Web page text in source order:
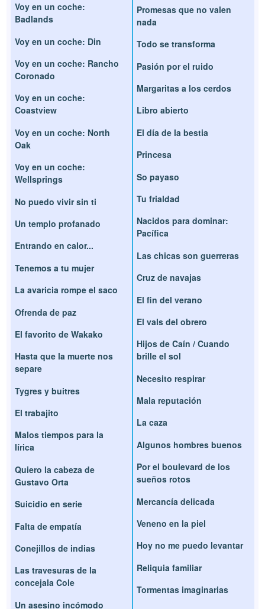
Voy en un coche:
Badlands
Voy en un coche: Din
Voy en un coche: Rancho
Coronado
Voy en un coche:
Coastview
Voy en un coche: North
Oak
Voy en un coche:
Wellsprings
No puedo vivir sin ti
Un templo profanado
Entrando en calor...
Tenemos a tu mujer
La avaricia rompe el saco
Ofrenda de paz
El favorito de Wakako
Hasta que la muerte nos
separe
Tygres y buitres
El trabajito
Malos tiempos para la
lírica
Quiero la cabeza de
Gustavo Orta
Suicidio en serie
Falta de empatía
Conejillos de indias
Las travesuras de la
concejala Cole
Un asesino incómodo
Promesas que no valen
nada
Todo se transforma
Pasión por el ruido
Margaritas a los cerdos
Libro abierto
El día de la bestia
Princesa
So payaso
Tu frialdad
Nacidos para dominar:
Pacífica
Las chicas son guerreras
Cruz de navajas
El fin del verano
El vals del obrero
Hijos de Caín / Cuando
brille el sol
Necesito respirar
Mala reputación
La caza
Algunos hombres buenos
Por el boulevard de los
sueños rotos
Mercancía delicada
Veneno en la piel
Hoy no me puedo levantar
Reliquia familiar
Tormentas imaginarias